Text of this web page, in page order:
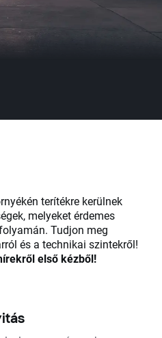
terítékre kerülnek
melyeket érdemes
Tudjon meg
és a technikai szintekről!
első kézből!